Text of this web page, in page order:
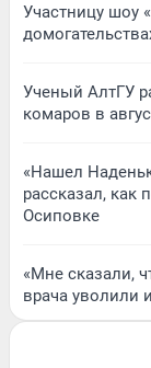
Участницу шоу
Ученый АлтГУ
комаров в
«Нашел
рассказал, как
Осиповке
«Мне сказали,
врача уволили